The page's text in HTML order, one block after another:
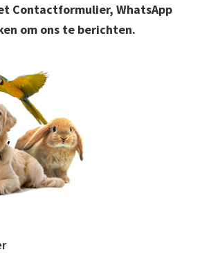
Contactformulier, WhatsApp
om ons te berichten.